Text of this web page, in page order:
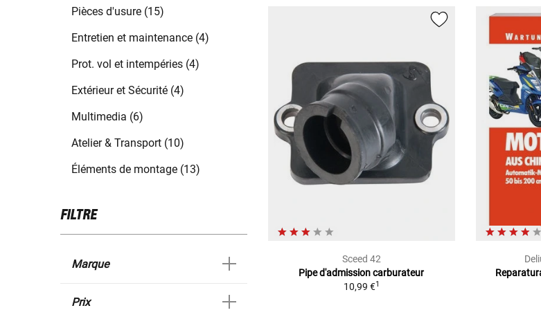
Pièces d'usure (15)
Entretien et maintenance (4)
Prot. vol et intempéries (4)
Extérieur et Sécurité (4)
Multimedia (6)
Atelier & Transport (10)
Éléments de montage (13)
FILTRE
Marque
Prix
Sceed 42
Pipe d'admission carburateur
10,99 €1